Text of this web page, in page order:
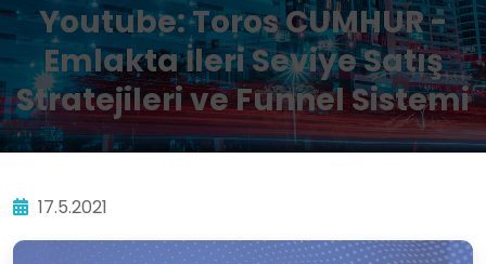
Youtube: Toros CUMHUR -
Emlakta İleri Seviye Satış
Stratejileri ve Funnel Sistemi
17.5.2021